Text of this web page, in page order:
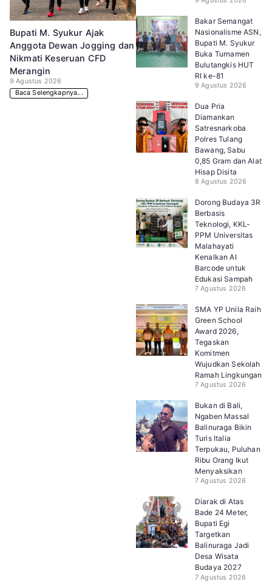
Bupati M. Syukur Ajak
Anggota Dewan Jogging dan
Nikmati Keseruan CFD
Merangin
9 Agustus 2026
Baca Selengkapnya...
Bakar Semangat
Nasionalisme ASN,
Bupati M. Syukur
Buka Turnamen
Bulutangkis HUT
RI ke-81
9 Agustus 2026
Dua Pria
Diamankan
Satresnarkoba
Polres Tulang
Bawang, Sabu
0,85 Gram dan Alat
Hisap Disita
8 Agustus 2026
Dorong Budaya 3R
Berbasis
Teknologi, KKL-
PPM Universitas
Malahayati
Kenalkan AI
Barcode untuk
Edukasi Sampah
7 Agustus 2026
SMA YP Unila Raih
Green School
Award 2026,
Tegaskan
Komitmen
Wujudkan Sekolah
Ramah Lingkungan
7 Agustus 2026
Bukan di Bali,
Ngaben Massal
Balinuraga Bikin
Turis Italia
Terpukau, Puluhan
Ribu Orang Ikut
Menyaksikan
7 Agustus 2026
Diarak di Atas
Bade 24 Meter,
Bupati Egi
Targetkan
Balinuraga Jadi
Desa Wisata
Budaya 2027
7 Agustus 2026